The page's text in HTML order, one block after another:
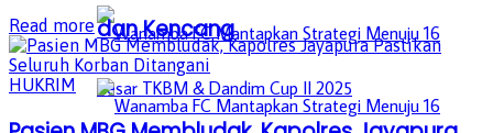
dan Kencang
Read moreDetails
HUKRIM